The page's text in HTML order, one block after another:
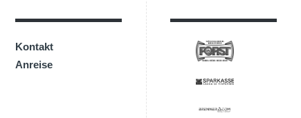
Kontakt
Anreise